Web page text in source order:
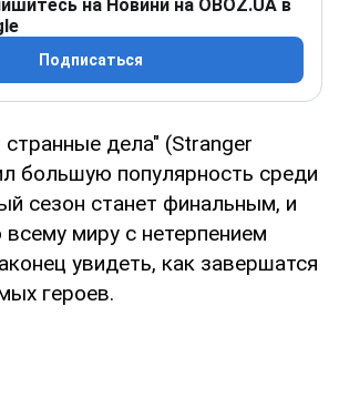
на Новини на OBOZ.UA в
Подписаться
странные дела" (Stranger
большую популярность среди
сезон станет финальным, и
всему миру с нетерпением
увидеть, как завершатся
героев.